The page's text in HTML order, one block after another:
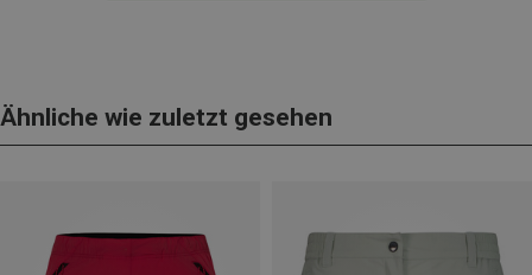
Ähnliche wie zuletzt gesehen